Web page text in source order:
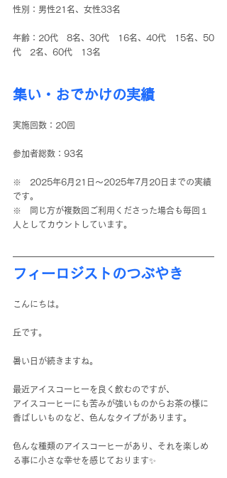
性別：男性21名、女性33名
年齢：20代　8名、30代　16名、40代　15名、50
代　2名、60代　13名
集い・おでかけの実績
実施回数：20回
参加者総数：93名
※　2025年6月21日～2025年7月20日までの実績
です。
※　同じ方が複数回ご利用くださった場合も毎回１
人としてカウントしています。
フィーロジストのつぶやき
こんにちは。
丘です。
暑い日が続きますね。
最近アイスコーヒーを良く飲むのですが、
アイスコーヒーにも苦みが強いものからお茶の様に
香ばしいものなど、色んなタイプがあります。
色んな種類のアイスコーヒーがあり、それを楽しめ
る事に小さな幸せを感じております✨